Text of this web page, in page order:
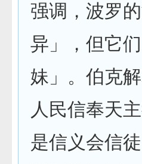
强调，波罗
异」，但它
妹」。伯克
人民信奉天
是信义会信